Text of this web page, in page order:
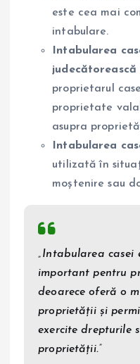
este cea mai
intabulare.
Intabularea
judecătorească
proprietarul
proprietate
asupra
Intabularea
utilizată în
moștenire sau
„Intabularea casei
important pentru
deoarece oferă o
proprietății și
exercite drepturile
proprietății.”